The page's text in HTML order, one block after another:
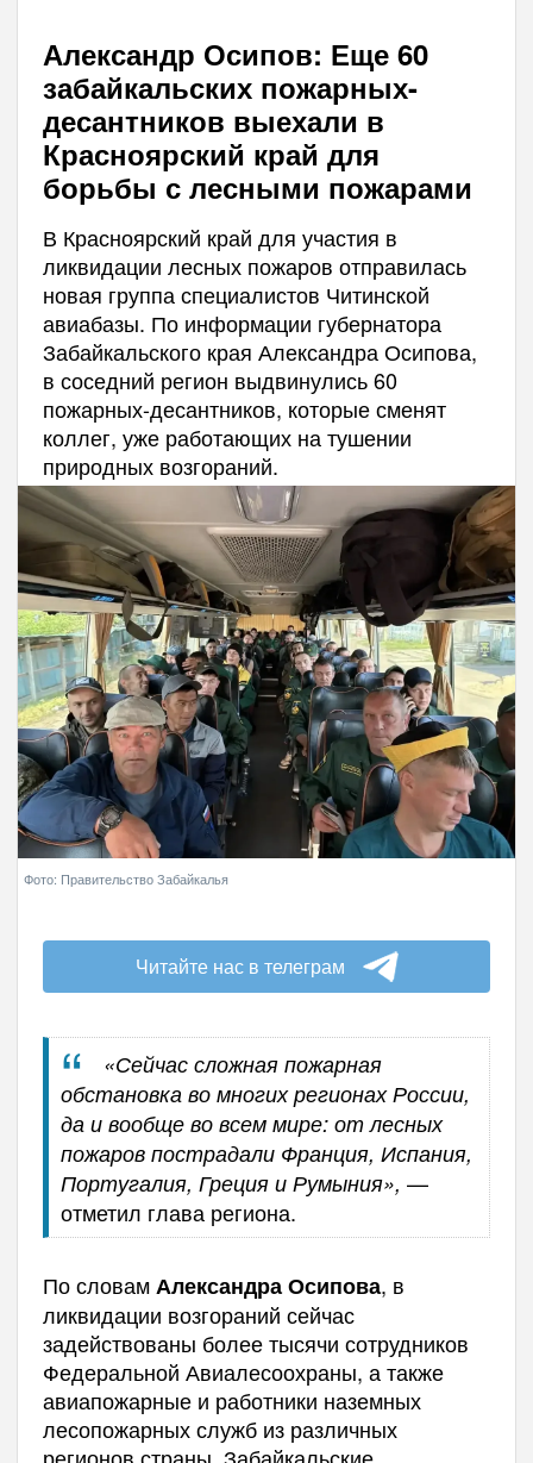
Александр Осипов: Еще 60
забайкальских пожарных-
десантников выехали в
Красноярский край для
борьбы с лесными пожарами
В Красноярский край для участия в
ликвидации лесных пожаров отправилась
новая группа специалистов Читинской
авиабазы. По информации губернатора
Забайкальского края Александра Осипова,
в соседний регион выдвинулись 60
пожарных-десантников, которые сменят
коллег, уже работающих на тушении
природных возгораний.
Фото: Правительство Забайкалья
Читайте нас в телеграм
«Сейчас сложная пожарная
обстановка во многих регионах России,
да и вообще во всем мире: от лесных
пожаров пострадали Франция, Испания,
Португалия, Греция и Румыния», —
отметил глава региона.
По словамАлександра Осипова, в
ликвидации возгораний сейчас
задействованы более тысячи сотрудников
Федеральной Авиалесоохраны, а также
авиапожарные и работники наземных
лесопожарных служб из различных